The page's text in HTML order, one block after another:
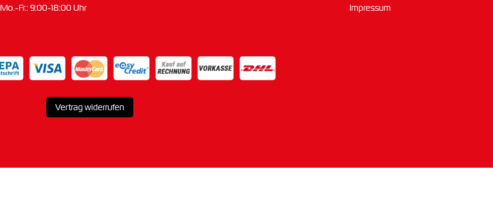
Mo.-Fr.: 9:00-18:00 Uhr
Impressum
Vertrag widerrufen